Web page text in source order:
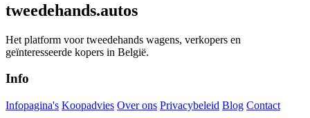
tweedehands.autos
Het platform voor tweedehands wagens, verkopers en
geïnteresseerde kopers in België.
Info
Infopagina's Koopadvies Over ons Privacybeleid Blog Contact